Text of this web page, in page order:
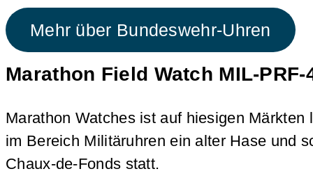
Mehr über Bundeswehr-Uhren
Marathon Field Watch MIL-
Marathon Watches ist auf hiesigen
im Bereich Militäruhren ein alter Hase und
Chaux-de-Fonds statt.